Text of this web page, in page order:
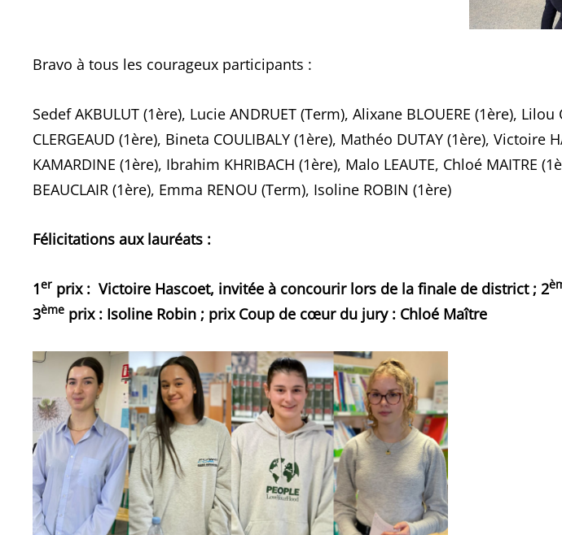
Bravo à tous les courageux participants :
Sedef AKBULUT (1ère), Lucie ANDRUET (Term), Alixane BLOUERE (1ère), Lilou
CLERGEAUD (1ère), Bineta COULIBALY (1ère), Mathéo DUTAY (1ère), Victoire
KAMARDINE (1ère), Ibrahim KHRIBACH (1ère), Malo LEAUTE, Chloé MAITRE
BEAUCLAIR (1ère), Emma RENOU (Term), Isoline ROBIN (1ère)
Félicitations aux lauréats :
1er prix : Victoire Hascoet, invitée à concourir lors de la finale de district ; 2
3ème prix : Isoline Robin ; prix Coup de cœur du jury : Chloé Maître